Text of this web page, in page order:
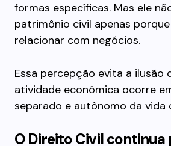
formas específicas. Mas ele
patrimônio civil apenas
relacionar com negócios.
Essa percepção evita a ilusão
atividade econômica ocorre
separado e autônomo da vida
O Direito Civil continua